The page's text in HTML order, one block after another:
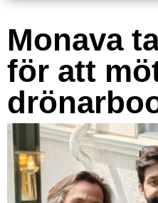
Monava
för att